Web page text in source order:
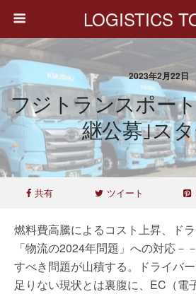
LOGISTICS
2023年2月22日
フジトランスポー
継公募｣ス
共有 ツイート
燃料費高騰によるコスト上昇、ド
「物流の2024年問題」への対応－
すべき問題が山積する。ドライバ
足りない現状とは裏腹に、EC（電